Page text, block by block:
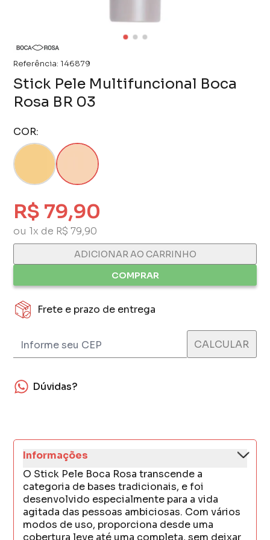
Referência: 146879
Stick Pele Multifuncional Boca
Rosa BR 03
COR:
R$ 79,90
ou 1x de R$ 79,90
ADICIONAR AO CARRINHO
COMPRAR
Frete e prazo de entrega
Dúvidas?
Informações
O Stick Pele Boca Rosa transcende a
categoria de bases tradicionais, e foi
desenvolvido especialmente para a vida
agitada das pessoas ambiciosas. Com vários
modos de uso, proporciona desde uma
cobertura leve até uma completa, sem deixar